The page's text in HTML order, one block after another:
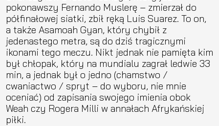
pokonawszy Fernando Muslerę – zmierzał do
półfinałowej siatki, zbił ręką Luis Suarez. To on,
a także Asamoah Gyan, który chybił z
jedenastego metra, są do dziś tragicznymi
ikonami tego meczu. Nikt jednak nie pamięta kim
był chłopak, który na mundialu zagrał ledwie 33
min, a jednak był o jedno (chamstwo /
cwaniactwo / spryt – do wyboru, nie mnie
oceniać) od zapisania swojego imienia obok
Weah czy Rogera Milli w annałach Afrykańskiej
piłki.